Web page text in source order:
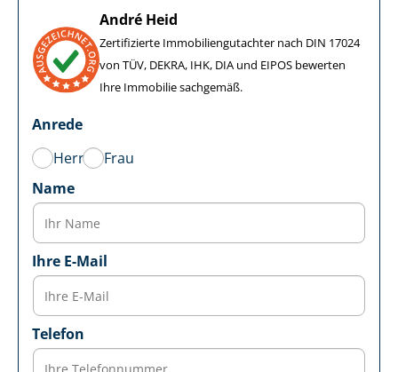
André Heid
Zertifizierte Im­mo­bi­li­en­gut­ach­ter nach DIN 17024
von TÜV, DEKRA, IHK, DIA und EIPOS bewerten
Ihre Immobilie sachgemäß.
Anrede
Herr
Frau
Name
Ihre E-Mail
Telefon